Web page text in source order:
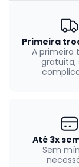
Primeira
A primeira
gratuita,
Até 3x
Sem